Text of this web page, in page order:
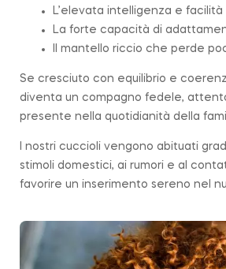
L’elevata intelligenza e
La forte capacità di
Il mantello riccio che perde
Se cresciuto con equilibrio e
diventa un compagno fedele,
presente nella quotidianità della
I nostri cuccioli vengono abituati
stimoli domestici, ai rumori e al
favorire un inserimento sereno nel